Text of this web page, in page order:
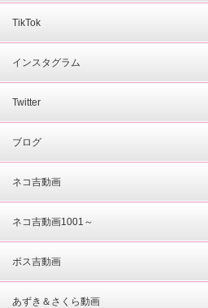
TikTok
インスタグラム
Twitter
ブログ
ネコ吉動画
ネコ吉動画1001～
ボス吉動画
あずき＆さくら動画